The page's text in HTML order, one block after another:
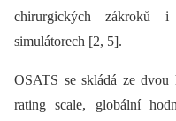
chirurgických zákroků
simulátorech [2, 5].
OSATS se skládá ze
rating scale, globální